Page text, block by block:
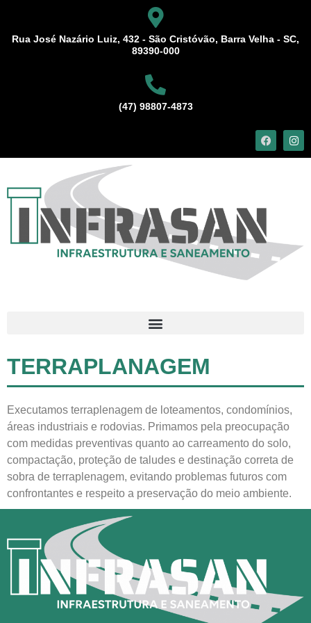
Rua José Nazário Luiz, 432 - São Cristóvão, Barra Velha - SC,
89390-000
(47) 98807-4873
TERRAPLANAGEM
Executamos terraplenagem de loteamentos, condomínios,
áreas industriais e rodovias. Primamos pela preocupação
com medidas preventivas quanto ao carreamento do solo,
compactação, proteção de taludes e destinação correta de
sobra de terraplenagem, evitando problemas futuros com
confrontantes e respeito a preservação do meio ambiente.